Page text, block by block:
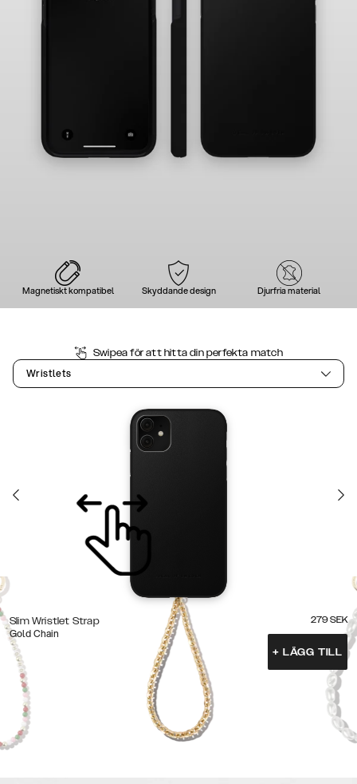
Magnetiskt kompatibel Skyddande design Djurfria material
Swipea för att hitta din perfekta match
Wristlets
Slim Wristlet Strap
Gold Chain
279 SEK
+ LÄGG TILL